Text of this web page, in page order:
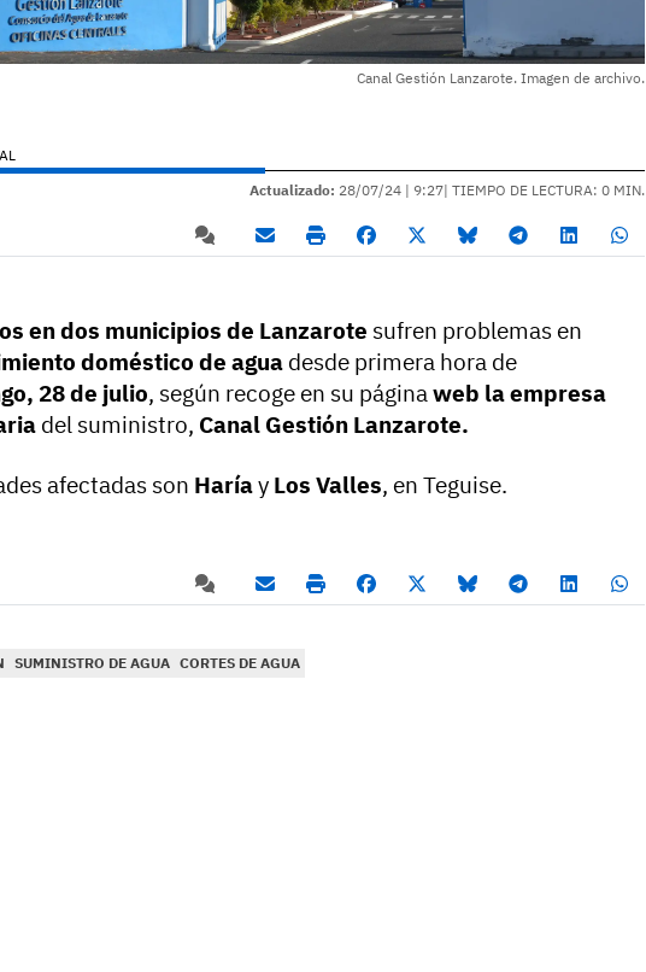
Canal Gestión Lanzarote. Imagen de archivo.
Actualizado: 28/07/24 | 9:27| TIEMPO DE LECTURA: 0 MIN.
en dos municipios de Lanzarote sufren problemas en
doméstico de agua desde primera hora de
28 de julio, según recoge en su páginaweb la empresa
del suministro, Canal Gestión Lanzarote.
afectadas son Haríay Los Valles, en Teguise.
SUMINISTRO DE AGUA CORTES DE AGUA